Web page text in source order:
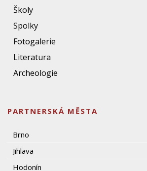
Školy
Spolky
Fotogalerie
Literatura
Archeologie
PARTNERSKÁ MĚSTA
Brno
Jihlava
Hodonín